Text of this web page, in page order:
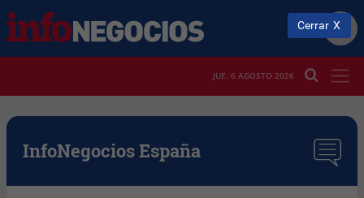
JUE. 6 AGOSTO 2026
InfoNegocios España
Cerrar